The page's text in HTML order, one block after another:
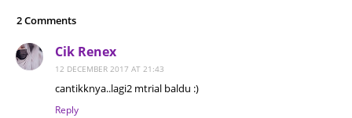
2 Comments
Cik Renex
12 DECEMBER 2017 AT 21:43
cantikknya..lagi2 mtrial baldu :)
Reply